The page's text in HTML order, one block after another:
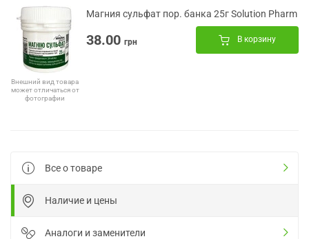
Внешний вид товара
может отличаться от
фотографии
Магния сульфат пор. банка 25г Solution Pharm
38.00 грн В корзину
Все о товаре
Наличие и цены
Аналоги и заменители